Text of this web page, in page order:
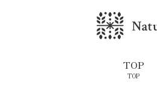
TOP
TOP